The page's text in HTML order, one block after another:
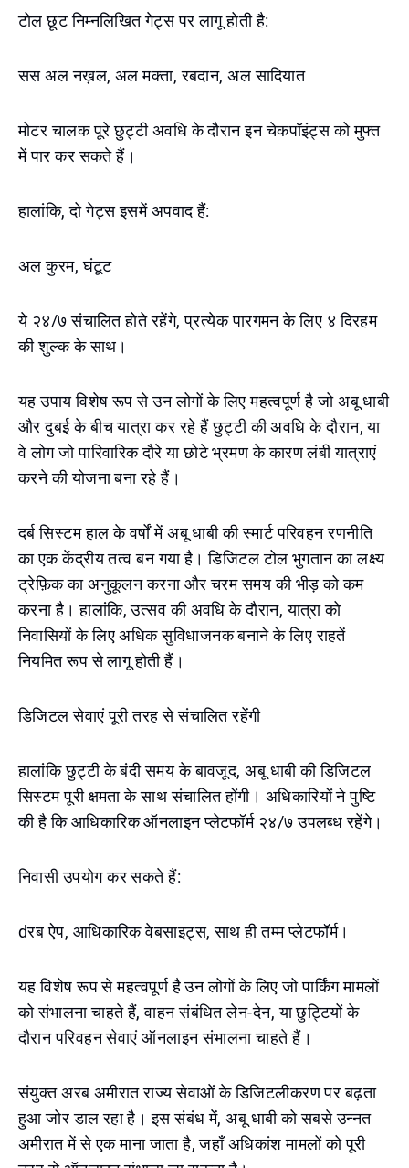
टोल छूट निम्नलिखित गेट्स पर लागू होती है:
सस अल नख़ल, अल मक्ता, रबदान, अल सादियात
मोटर चालक पूरे छुट्टी अवधि के दौरान इन चेकपॉइंट्स को मुफ्त
में पार कर सकते हैं।
हालांकि, दो गेट्स इसमें अपवाद हैं:
अल कुरम, घंटूट
ये २४/७ संचालित होते रहेंगे, प्रत्येक पारगमन के लिए ४ दिरहम
की शुल्क के साथ।
यह उपाय विशेष रूप से उन लोगों के लिए महत्वपूर्ण है जो अबू धाबी
और दुबई के बीच यात्रा कर रहे हैं छुट्टी की अवधि के दौरान, या
वे लोग जो पारिवारिक दौरे या छोटे भ्रमण के कारण लंबी यात्राएं
करने की योजना बना रहे हैं।
दर्ब सिस्टम हाल के वर्षों में अबू धाबी की स्मार्ट परिवहन रणनीति
का एक केंद्रीय तत्व बन गया है। डिजिटल टोल भुगतान का लक्ष्य
ट्रेफ़िक का अनुकूलन करना और चरम समय की भीड़ को कम
करना है। हालांकि, उत्सव की अवधि के दौरान, यात्रा को
निवासियों के लिए अधिक सुविधाजनक बनाने के लिए राहतें
नियमित रूप से लागू होती हैं।
डिजिटल सेवाएं पूरी तरह से संचालित रहेंगी
हालांकि छुट्टी के बंदी समय के बावजूद, अबू धाबी की डिजिटल
सिस्टम पूरी क्षमता के साथ संचालित होंगी। अधिकारियों ने पुष्टि
की है कि आधिकारिक ऑनलाइन प्लेटफॉर्म २४/७ उपलब्ध रहेंगे।
निवासी उपयोग कर सकते हैं:
dरब ऐप, आधिकारिक वेबसाइट्स, साथ ही तम्म प्लेटफॉर्म।
यह विशेष रूप से महत्वपूर्ण है उन लोगों के लिए जो पार्किंग मामलों
को संभालना चाहते हैं, वाहन संबंधित लेन-देन, या छुट्टियों के
दौरान परिवहन सेवाएं ऑनलाइन संभालना चाहते हैं।
संयुक्त अरब अमीरात राज्य सेवाओं के डिजिटलीकरण पर बढ़ता
हुआ जोर डाल रहा है। इस संबंध में, अबू धाबी को सबसे उन्नत
अमीरात में से एक माना जाता है, जहाँ अधिकांश मामलों को पूरी